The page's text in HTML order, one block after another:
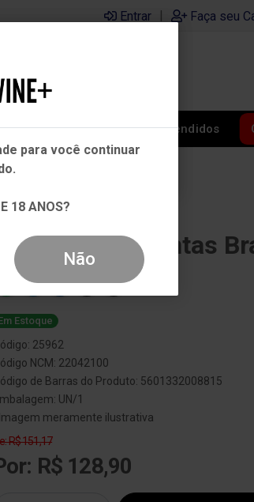
Entrar | Faça seu
Departamentos Mais Vendidos
-15%
Vinho Duas Quintas
Estoque
25962
NCM: 22042100
de Barras do Produto: 5601332008815
UN/1
meramente ilustrativa
R$ 151,17
R$ 128,90
para você continuar
18 ANOS?
Não